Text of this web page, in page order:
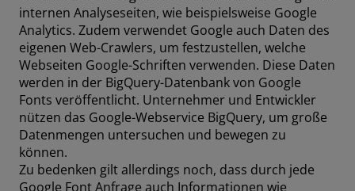
internen Analyseseiten, wie beispielsweise Google
Analytics. Zudem verwendet Google auch Daten des
eigenen Web-Crawlers, um festzustellen, welche
Webseiten Google-Schriften verwenden. Diese Daten
werden in der BigQuery-Datenbank von Google
Fonts veröffentlicht. Unternehmer und Entwickler
nützen das Google-Webservice BigQuery, um große
Datenmengen untersuchen und bewegen zu
können.
Zu bedenken gilt allerdings noch, dass durch jede
Google Font Anfrage auch Informationen wie